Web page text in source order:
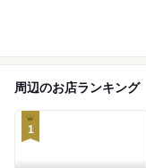
周辺のお店ランキング
1